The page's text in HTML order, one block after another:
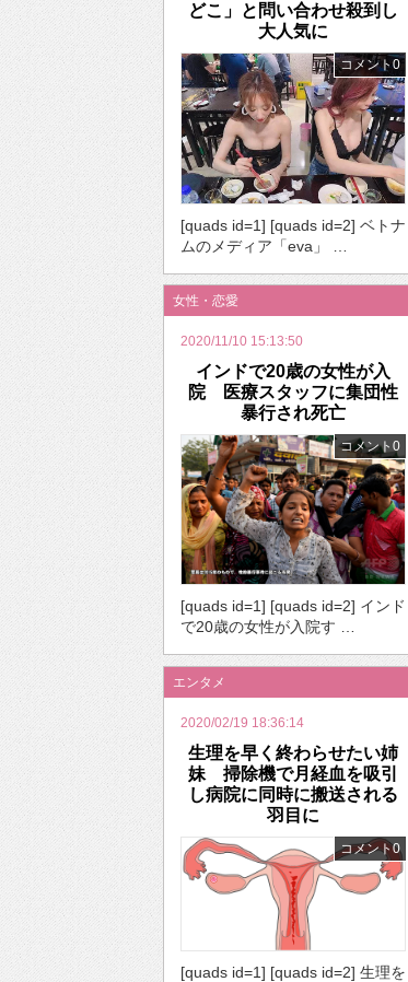
どこ」と問い合わせ殺到し
大人気に
コメント0
[quads id=1] [quads id=2] ベトナ
ムのメディア「eva」 …
女性・恋愛
2020/11/10 15:13:50
インドで20歳の女性が入
院 医療スタッフに集団性
暴行され死亡
コメント0
[quads id=1] [quads id=2] インド
で20歳の女性が入院す …
エンタメ
2020/02/19 18:36:14
生理を早く終わらせたい姉
妹 掃除機で月経血を吸引
し病院に同時に搬送される
羽目に
コメント0
[quads id=1] [quads id=2] 生理を